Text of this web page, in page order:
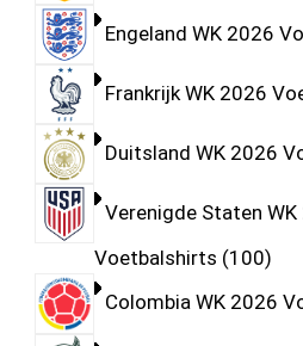
Engeland WK 2026
Frankrijk WK 2026
Duitsland WK 2026
Verenigde Staten WK
Voetbalshirts 100
Colombia WK 2026